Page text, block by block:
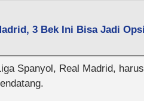
3 Bek Ini Bisa Jadi
Spanyol, Real Madrid,